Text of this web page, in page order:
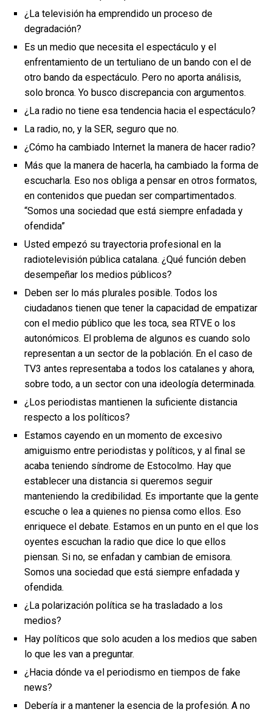
¿La televisión ha emprendido un proceso de
degradación?
Es un medio que necesita el espectáculo y el
enfrentamiento de un tertuliano de un bando con el de
otro bando da espectáculo. Pero no aporta análisis,
solo bronca. Yo busco discrepancia con argumentos.
¿La radio no tiene esa tendencia hacia el espectáculo?
La radio, no, y la SER, seguro que no.
¿Cómo ha cambiado Internet la manera de hacer radio?
Más que la manera de hacerla, ha cambiado la forma de
escucharla. Eso nos obliga a pensar en otros formatos,
en contenidos que puedan ser compartimentados.
“Somos una sociedad que está siempre enfadada y
ofendida”
Usted empezó su trayectoria profesional en la
radiotelevisión pública catalana. ¿Qué función deben
desempeñar los medios públicos?
Deben ser lo más plurales posible. Todos los
ciudadanos tienen que tener la capacidad de empatizar
con el medio público que les toca, sea RTVE o los
autonómicos. El problema de algunos es cuando solo
representan a un sector de la población. En el caso de
TV3 antes representaba a todos los catalanes y ahora,
sobre todo, a un sector con una ideología determinada.
¿Los periodistas mantienen la suficiente distancia
respecto a los políticos?
Estamos cayendo en un momento de excesivo
amiguismo entre periodistas y políticos, y al final se
acaba teniendo síndrome de Estocolmo. Hay que
establecer una distancia si queremos seguir
manteniendo la credibilidad. Es importante que la gente
escuche o lea a quienes no piensa como ellos. Eso
enriquece el debate. Estamos en un punto en el que los
oyentes escuchan la radio que dice lo que ellos
piensan. Si no, se enfadan y cambian de emisora.
Somos una sociedad que está siempre enfadada y
ofendida.
¿La polarización política se ha trasladado a los
medios?
Hay políticos que solo acuden a los medios que saben
lo que les van a preguntar.
¿Hacia dónde va el periodismo en tiempos de fake
news?
Debería ir a mantener la esencia de la profesión. A no